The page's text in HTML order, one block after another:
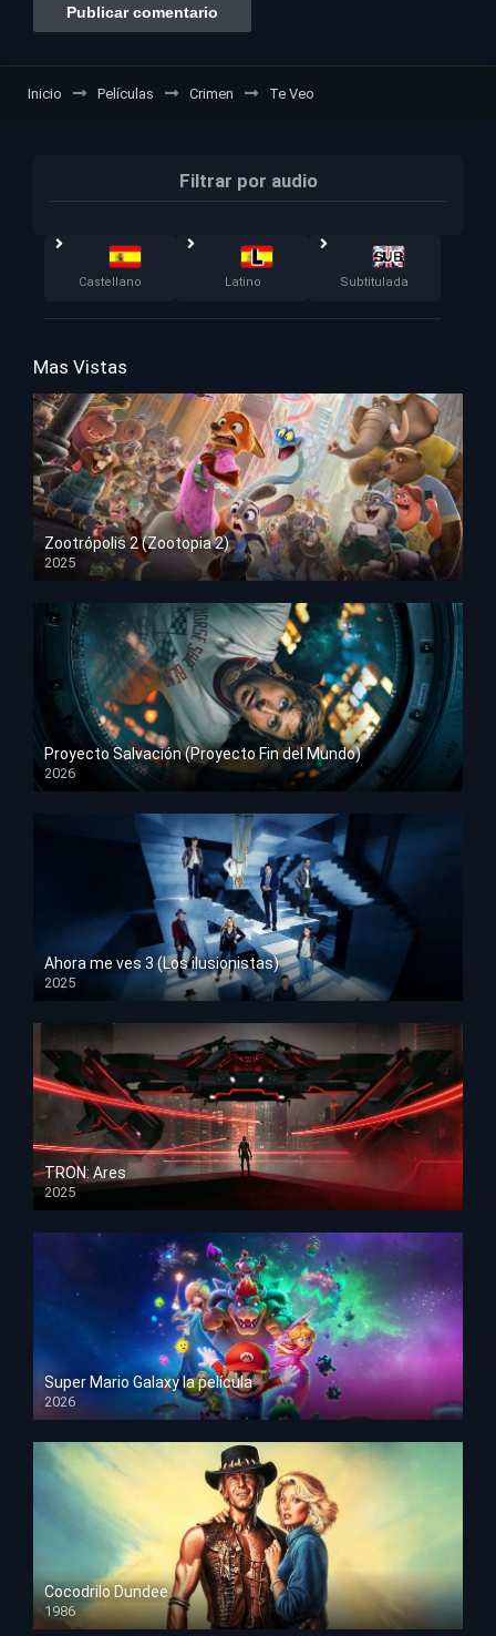
Inicio Películas Crimen Te Veo
Filtrar por audio
Castellano Latino Subtitulada
Mas Vistas
Zootrópolis 2 (Zootopia 2)
2025
HD 1080p
Proyecto Salvación (Proyecto Fin del Mundo)
2026
HD 1080p
Ahora me ves 3 (Los ilusionistas)
2025
HD 1080p
TRON: Ares
2025
HD 1080p
Super Mario Galaxy la película
2026
HD 1080p
Cocodrilo Dundee
1986
HD 1080p